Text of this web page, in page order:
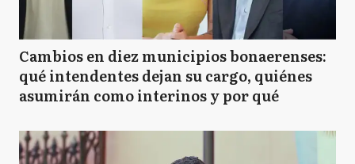
Cambios en diez municipios bonaerenses:
qué intendentes dejan su cargo, quiénes
asumirán como interinos y por qué